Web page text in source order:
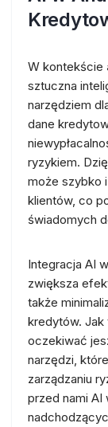
W kontekście
sztuczna
narzędziem
dane
ryzykiem.
może szybko
klientów, co
świadomych
Integracja AI
zwiększa
także
kredytów. Jak
oczekiwać
narzędzi,
zarządzaniu
przed nami AI